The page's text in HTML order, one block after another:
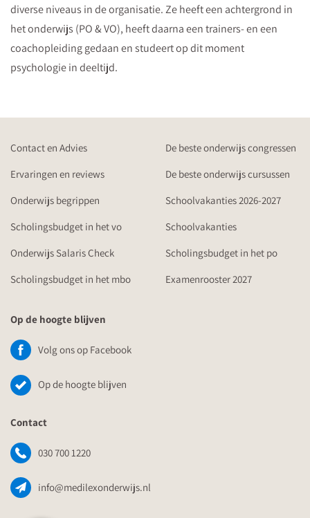
diverse niveaus in de organisatie. Ze heeft een achtergrond in
het onderwijs (PO & VO), heeft daarna een trainers- en een
coachopleiding gedaan en studeert op dit moment
psychologie in deeltijd.
Contact en Advies
De beste onderwijs congressen
Ervaringen en reviews
De beste onderwijs cursussen
Onderwijs begrippen
Schoolvakanties 2026-2027
Scholingsbudget in het vo
Schoolvakanties
Onderwijs Salaris Check
Scholingsbudget in het po
Scholingsbudget in het mbo
Examenrooster 2027
Op de hoogte blijven
Volg ons op Facebook
Op de hoogte blijven
Contact
030 700 1220
info@medilexonderwijs.nl